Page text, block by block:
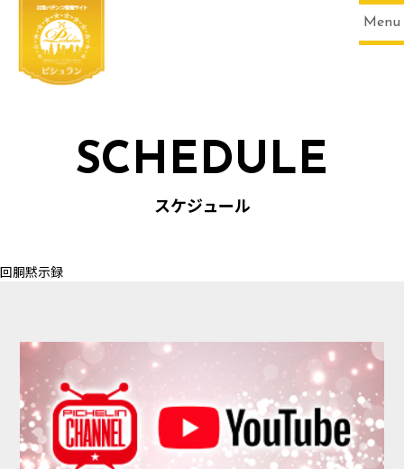
Menu
SCHEDULE
SCHEDULE
スケジュール
回胴黙示録